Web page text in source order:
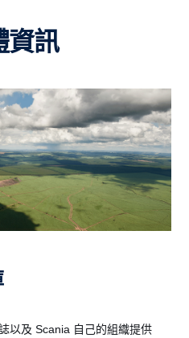
資訊
以及 Scania 自己的組織提供